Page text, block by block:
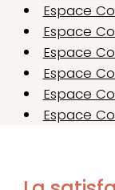
Espace
Espace
Espace
Espace
Espace
Espace